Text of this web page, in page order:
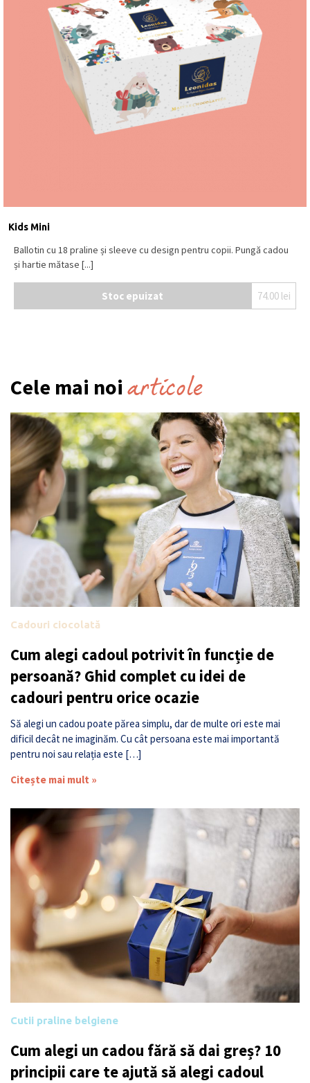
Kids Mini
Ballotin cu 18 praline și sleeve cu design pentru copii. Pungă cadou
și hartie mătase [...]
Stoc epuizat 74.00 lei
Cele mai noi articole
Cadouri ciocolată
Cum alegi cadoul potrivit în funcție de
persoană? Ghid complet cu idei de
cadouri pentru orice ocazie
Să alegi un cadou poate părea simplu, dar de multe ori este mai
dificil decât ne imaginăm. Cu cât persoana este mai importantă
pentru noi sau relația este […]
Citește mai mult »
Cutii praline belgiene
Cum alegi un cadou fără să dai greș? 10
principii care te ajută să alegi cadoul